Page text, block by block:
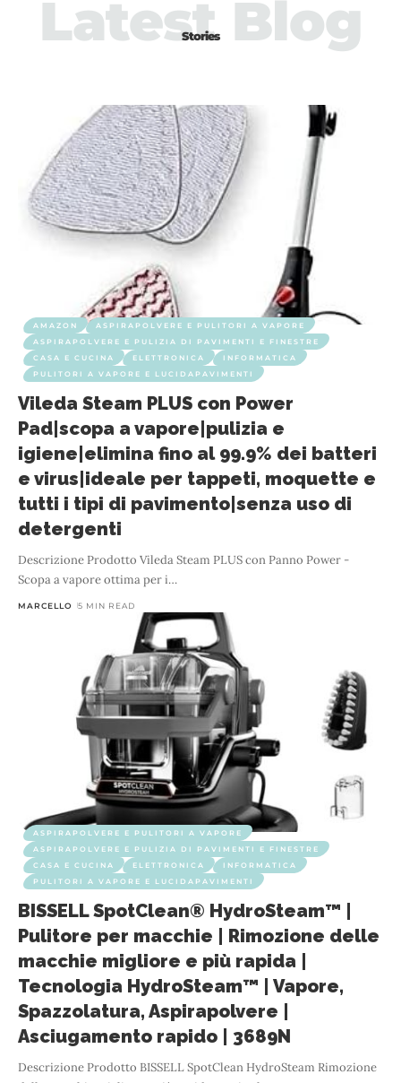
Stories
Latest Blog
AMAZON
ASPIRAPOLVERE E PULITORI A VAPORE
ASPIRAPOLVERE E PULIZIA DI PAVIMENTI E FINESTRE
CASA E CUCINA
ELETTRONICA
INFORMATICA
PULITORI A VAPORE E LUCIDAPAVIMENTI
Vileda Steam PLUS con Power
Pad|scopa a vapore|pulizia e
igiene|elimina fino al 99.9% dei batteri
e virus|ideale per tappeti, moquette e
tutti i tipi di pavimento|senza uso di
detergenti
Descrizione Prodotto Vileda Steam PLUS con Panno Power -
Scopa a vapore ottima per i…
MARCELLO 5 MIN READ
ASPIRAPOLVERE E PULITORI A VAPORE
ASPIRAPOLVERE E PULIZIA DI PAVIMENTI E FINESTRE
CASA E CUCINA
ELETTRONICA
INFORMATICA
PULITORI A VAPORE E LUCIDAPAVIMENTI
BISSELL SpotClean® HydroSteam™ |
Pulitore per macchie | Rimozione delle
macchie migliore e più rapida |
Tecnologia HydroSteam™ | Vapore,
Spazzolatura, Aspirapolvere |
Asciugamento rapido | 3689N
Descrizione Prodotto BISSELL SpotClean HydroSteam Rimozione